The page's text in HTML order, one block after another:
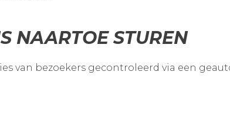
NAARTOE STUREN
van bezoekers gecontroleerd via een